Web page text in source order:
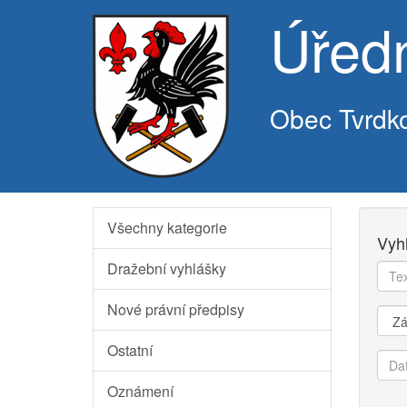
Obec
Všechny kategorie
Dražební vyhlášky
Nové právní předpisy
Ostatní
Oznámení
Text
k
od